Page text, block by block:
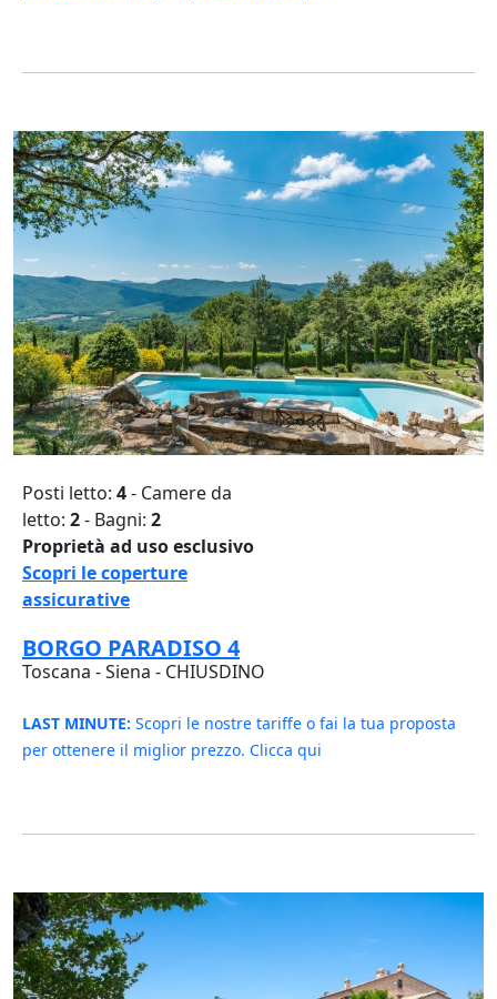
Posti letto: 4- Camere da
letto: 2- Bagni: 2
Proprietà ad uso esclusivo
Scopri le coperture
assicurative
BORGO PARADISO 4
Toscana - Siena - CHIUSDINO
LAST MINUTE: Scopri le nostre tariffe o fai la tua proposta
per ottenere il miglior prezzo. Clicca qui